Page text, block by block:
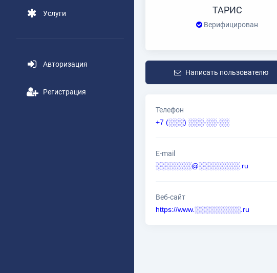
Услуги
Авторизация
Регистрация
ТАРИС
Верифицирован
Написать пользователю
Телефон
+7 (░░░) ░░░-░░-░░
E-mail
░░░░░░░@░░░░░░░░.ru
Веб-сайт
https://www.░░░░░░░░░.ru